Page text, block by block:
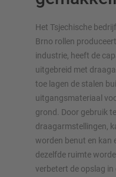
Het Tsjechische
Brno rollen
industrie, heeft de
uitgebreid met
toe lagen de stalen
uitgangsmateriaal
grond. Door gebruik
draagarmstellingen,
worden benut en kan
dezelfde ruimte
verbetert de opslag
OVERZICHT VAN
Palletstellingen
Verrijdbare stellingen
Automatische
Stellingenhal
Systeemvloeren